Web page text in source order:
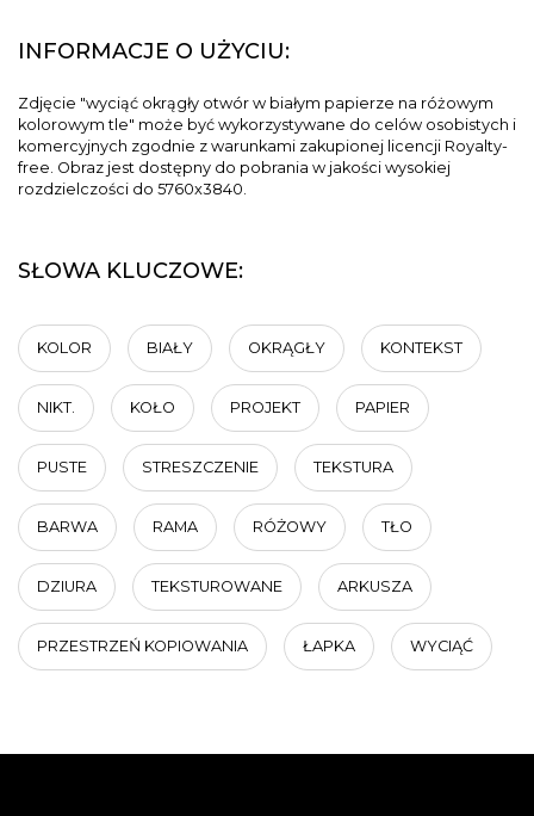
INFORMACJE O UŻYCIU:
Zdjęcie "wyciąć okrągły otwór w białym papierze na różowym
kolorowym tle" może być wykorzystywane do celów osobistych i
komercyjnych zgodnie z warunkami zakupionej licencji Royalty-
free. Obraz jest dostępny do pobrania w jakości wysokiej
rozdzielczości do 5760x3840.
SŁOWA KLUCZOWE:
KOLOR BIAŁY OKRĄGŁY KONTEKST
NIKT. KOŁO PROJEKT PAPIER
PUSTE STRESZCZENIE TEKSTURA
BARWA RAMA RÓŻOWY TŁO
DZIURA TEKSTUROWANE ARKUSZA
PRZESTRZEŃ KOPIOWANIA ŁAPKA WYCIĄĆ